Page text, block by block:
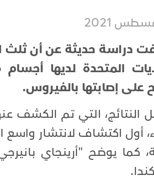
دراسة حديثة عن أن ثلث
على إصابتها بالفيروس.
النتائج، التي تم الكشف
أول اكتشاف لانتشار
كما يوضح "أرينجاي